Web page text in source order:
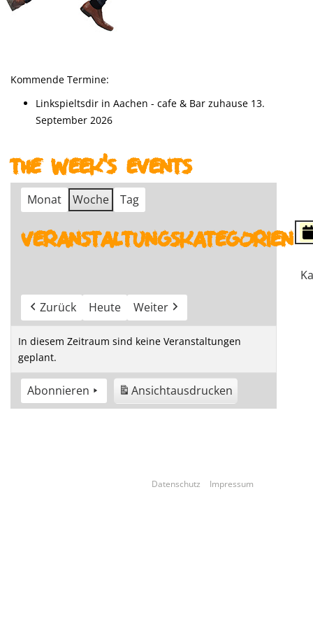
Kommende Termine:
Linkspieltsdir in Aachen - cafe & Bar zuhause 13.
September 2026
The week's events
Monat Woche Tag
Veranstaltungskategorien
Zurück Heute Weiter
In diesem Zeitraum sind keine Veranstaltungen
geplant.
Abonnieren Ansichtausdrucken
Impressum
Datenschutz